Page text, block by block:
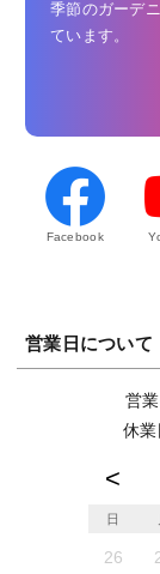
季節のガーデ
ています。
Facebook
営業日について
営
休
日
26